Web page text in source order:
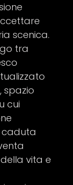
scenica.
tra
spazio
cui
caduta
vita e